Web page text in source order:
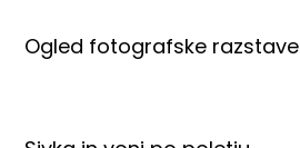
Ogled fotografske razstave